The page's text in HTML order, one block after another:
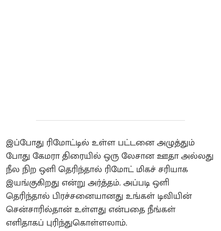
இப்போது ரிமோட்டில் உள்ள பட்டனை அழுத்தும்
போது கேமரா திரையில் ஒரு லேசான ஊதா அல்லது
நீல நிற ஒளி தெரிந்தால் ரிமோட் மிகச் சரியாக
இயங்குகிறது என்று அர்த்தம். அப்படி ஒளி
தெரிந்தால் பிரச்சனையானது உங்கள் டிவியின்
சென்சாரில்தான் உள்ளது என்பதை நீங்கள்
எளிதாகப் புரிந்துகொள்ளலாம்.